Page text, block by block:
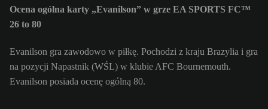
Ocena ogólna karty „Evanilson” w grze EA SPORTS FC™
26 to 80
Evanilson gra zawodowo w piłkę. Pochodzi z kraju Brazylia i gra
na pozycji Napastnik (WŚL) w klubie AFC Bournemouth.
Evanilson posiada ocenę ogólną 80.